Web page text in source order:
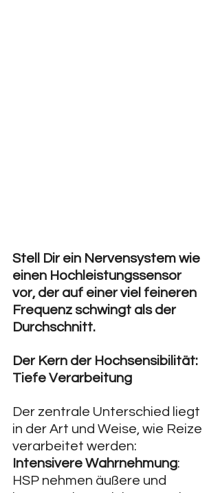
Stell Dir ein Nervensystem wie
einen Hochleistungssensor
vor, der auf einer viel feineren
Frequenz schwingt als der
Durchschnitt.
Der Kern der Hochsensibilität:
Tiefe Verarbeitung
Der zentrale Unterschied liegt
in der Art und Weise, wie Reize
verarbeitet werden:
Intensivere Wahrnehmung:
HSP nehmen äußere und